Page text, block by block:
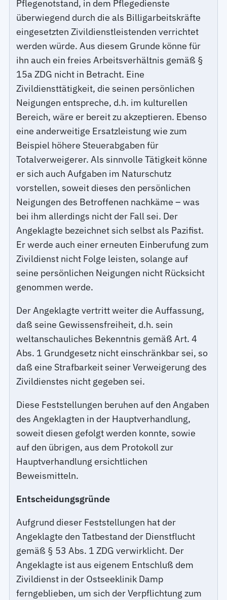
Pflegenotstand, in dem Pflegedienste
überwiegend durch die als Billigarbeitskräfte
eingesetzten Zivildienstleistenden verrichtet
werden würde. Aus diesem Grunde könne für
ihn auch ein freies Arbeitsverhältnis gemäß §
15a ZDG nicht in Betracht. Eine
Zivildiensttätigkeit, die seinen persönlichen
Neigungen entspreche, d.h. im kulturellen
Bereich, wäre er bereit zu akzeptieren. Ebenso
eine anderweitige Ersatzleistung wie zum
Beispiel höhere Steuerabgaben für
Totalverweigerer. Als sinnvolle Tätigkeit könne
er sich auch Aufgaben im Naturschutz
vorstellen, soweit dieses den persönlichen
Neigungen des Betroffenen nachkäme – was
bei ihm allerdings nicht der Fall sei. Der
Angeklagte bezeichnet sich selbst als Pazifist.
Er werde auch einer erneuten Einberufung zum
Zivildienst nicht Folge leisten, solange auf
seine persönlichen Neigungen nicht Rücksicht
genommen werde.
Der Angeklagte vertritt weiter die Auffassung,
daß seine Gewissensfreiheit, d.h. sein
weltanschauliches Bekenntnis gemäß Art. 4
Abs. 1 Grundgesetz nicht einschränkbar sei, so
daß eine Strafbarkeit seiner Verweigerung des
Zivildienstes nicht gegeben sei.
Diese Feststellungen beruhen auf den Angaben
des Angeklagten in der Hauptverhandlung,
soweit diesen gefolgt werden konnte, sowie
auf den übrigen, aus dem Protokoll zur
Hauptverhandlung ersichtlichen
Beweismitteln.
Entscheidungsgründe
Aufgrund dieser Feststellungen hat der
Angeklagte den Tatbestand der Dienstflucht
gemäß § 53 Abs. 1 ZDG verwirklicht. Der
Angeklagte ist aus eigenem Entschluß dem
Zivildienst in der Ostseeklinik Damp
ferngeblieben, um sich der Verpflichtung zum